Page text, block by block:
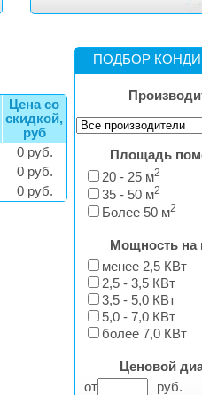
Цена со
скидкой,
руб
0 руб.
0 руб.
0 руб.
ПОДБОР
Площадь
20 - 25 м2
35 - 50 м2
Более 50 м2
Мощность на
менее 2,5 КВт
2,5 - 3,5 КВт
3,5 - 5,0 КВт
5,0 - 7,0 КВт
более 7,0 КВт
Ценовой
от
руб.